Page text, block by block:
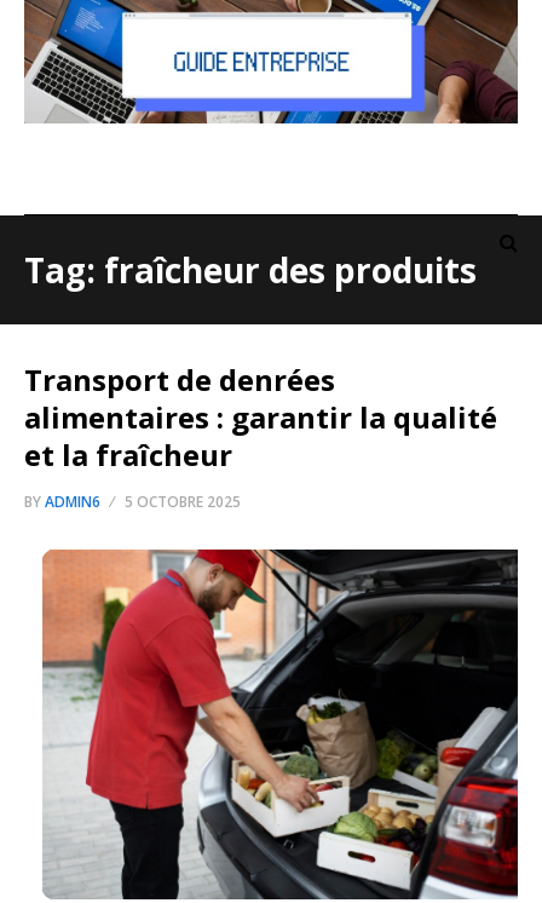
Tag: fraîcheur des produits
Transport de denrées
alimentaires : garantir la qualité
et la fraîcheur
BYADMIN6 5 OCTOBRE 2025